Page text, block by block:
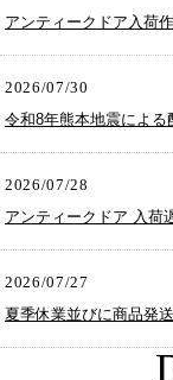
アンティークドア入荷
2026/07/30
令和8年熊本地震による
2026/07/28
アンティークドア 入荷
2026/07/27
夏季休業並びに商品発